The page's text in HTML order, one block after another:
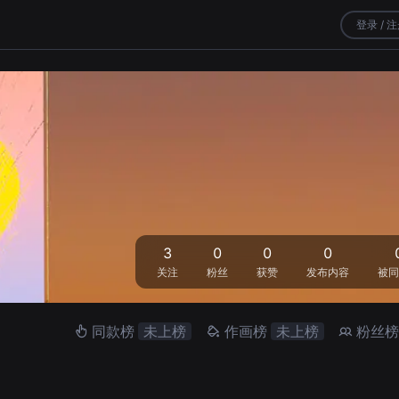
登录 /
3
关注
0
粉丝
0
获赞
0
发布内容 被
同款榜 未上榜 作画榜 未上榜 粉丝榜